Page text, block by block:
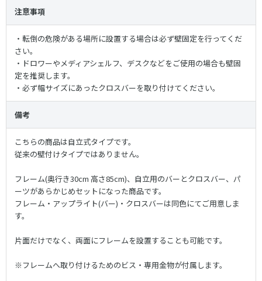
注意事項
・転倒の危険がある場所に設置する場合は必ず壁固定を行ってくだ
さい。
・ドロワーやメディアシェルフ、デスクなどをご使用の場合も壁固
定を推奨します。
・必ず幅サイズにあったクロスバーを取り付けてください。
備考
こちらの商品は自立式タイプです。
従来の壁付けタイプではありません。
フレーム(奥行き30cm 高さ85cm)、自立用のバーとクロスバー、パ
ーツがあらかじめセットになった商品です。
フレーム・アップライト(バー)・クロスバーは同色にてご用意しま
す。
片面だけでなく、両面にフレームを設置することも可能です。
※フレームへ取り付けるためのビス・専用金物が付属します。